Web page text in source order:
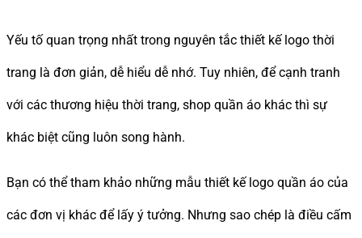
Yếu tố quan trọng nhất trong nguyên tắc thiết kế logo thời
trang là đơn giản, dễ hiểu dễ nhớ. Tuy nhiên, để cạnh tranh
với các thương hiệu thời trang, shop quần áo khác thì sự
khác biệt cũng luôn song hành.
Bạn có thể tham khảo những mẫu thiết kế logo quần áo của
các đơn vị khác để lấy ý tưởng. Nhưng sao chép là điều cấm